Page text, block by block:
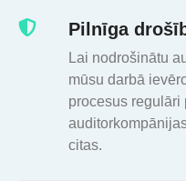
Pilnīga
Lai nodrošinātu
mūsu darbā
procesus regulāri
citas.